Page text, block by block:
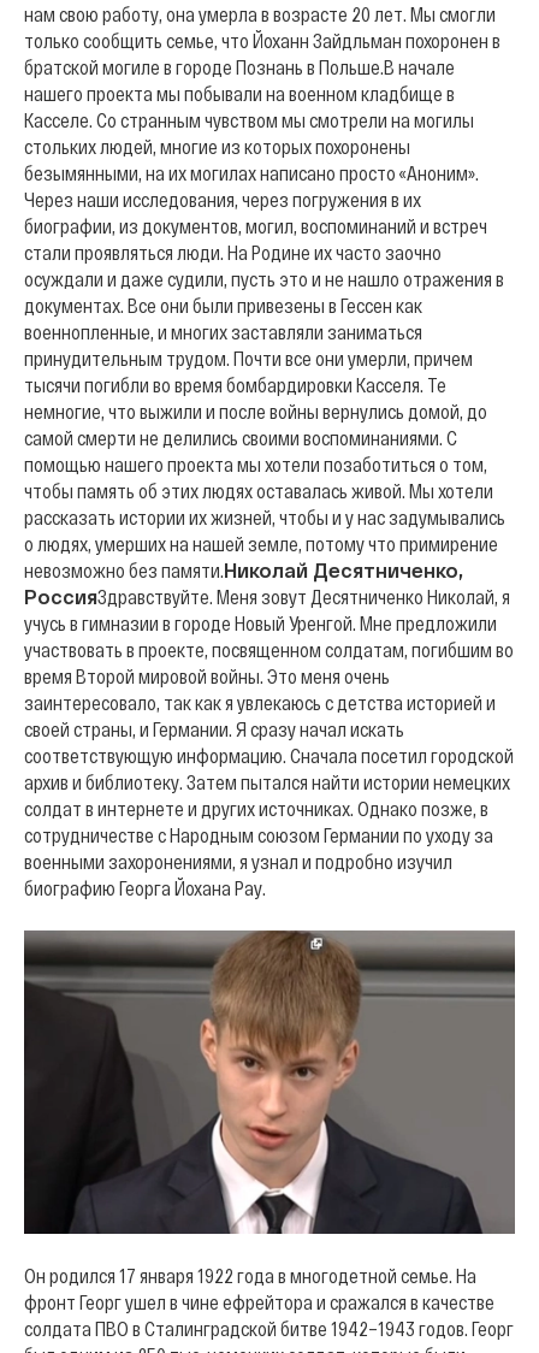
нам свою работу, она умерла в возрасте 20 лет. Мы смогли
только сообщить семье, что Йоханн Зайдльман похоронен в
братской могиле в городе Познань в Польше.В начале
нашего проекта мы побывали на военном кладбище в
Касселе. Со странным чувством мы смотрели на могилы
стольких людей, многие из которых похоронены
безымянными, на их могилах написано просто «Аноним».
Через наши исследования, через погружения в их
биографии, из документов, могил, воспоминаний и встреч
стали проявляться люди. На Родине их часто заочно
осуждали и даже судили, пусть это и не нашло отражения в
документах. Все они были привезены в Гессен как
военнопленные, и многих заставляли заниматься
принудительным трудом. Почти все они умерли, причем
тысячи погибли во время бомбардировки Касселя. Те
немногие, что выжили и после войны вернулись домой, до
самой смерти не делились своими воспоминаниями. С
помощью нашего проекта мы хотели позаботиться о том,
чтобы память об этих людях оставалась живой. Мы хотели
рассказать истории их жизней, чтобы и у нас задумывались
о людях, умерших на нашей земле, потому что примирение
невозможно без памяти.Николай Десятниченко,
РоссияЗдравствуйте. Меня зовут Десятниченко Николай, я
учусь в гимназии в городе Новый Уренгой. Мне предложили
участвовать в проекте, посвященном солдатам, погибшим во
время Второй мировой войны. Это меня очень
заинтересовало, так как я увлекаюсь с детства историей и
своей страны, и Германии. Я сразу начал искать
соответствующую информацию. Сначала посетил городской
архив и библиотеку. Затем пытался найти истории немецких
солдат в интернете и других источниках. Однако позже, в
сотрудничестве с Народным союзом Германии по уходу за
военными захоронениями, я узнал и подробно изучил
биографию Георга Йохана Рау.
Он родился 17 января 1922 года в многодетной семье. На
фронт Георг ушел в чине ефрейтора и сражался в качестве
солдата ПВО в Сталинградской битве 1942–1943 годов. Георг